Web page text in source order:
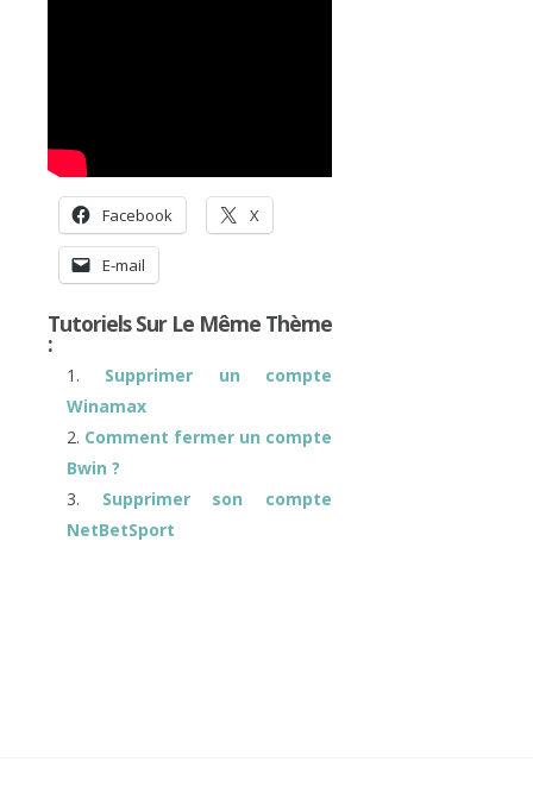
Facebook X
E-mail
Tutoriels Sur Le Même Thème
:
Supprimer un compte
Winamax
Comment fermer un compte
Bwin ?
Supprimer son compte
NetBetSport